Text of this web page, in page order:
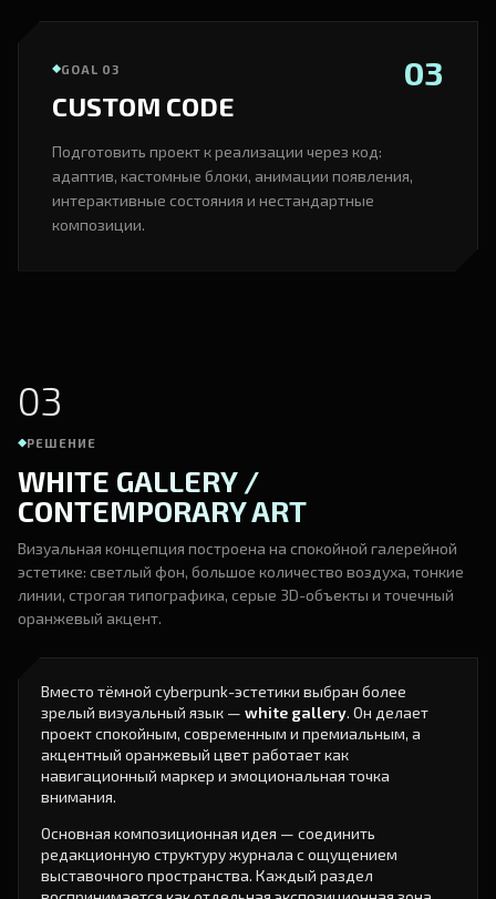
GOAL 03
CUSTOM CODE
03
Подготовить проект к реализации через код:
адаптив, кастомные блоки, анимации появления,
интерактивные состояния и нестандартные
композиции.
03
РЕШЕНИЕ
WHITE GALLERY /
CONTEMPORARY ART
Визуальная концепция построена на спокойной галерейной
эстетике: светлый фон, большое количество воздуха, тонкие
линии, строгая типографика, серые 3D-объекты и точечный
оранжевый акцент.
Вместо тёмной cyberpunk-эстетики выбран более
зрелый визуальный язык — white gallery. Он делает
проект спокойным, современным и премиальным, а
акцентный оранжевый цвет работает как
навигационный маркер и эмоциональная точка
внимания.
Основная композиционная идея — соединить
редакционную структуру журнала с ощущением
выставочного пространства. Каждый раздел